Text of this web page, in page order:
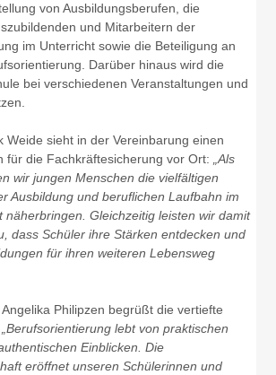
von Ausbildungsberufen, die
und Mitarbeitern der
im Unterricht sowie die Beteiligung an
Darüber hinaus wird die
bei verschiedenen Veranstaltungen und
Weide sieht in der Vereinbarung einen
für die Fachkräftesicherung vor Ort:„Als
wir jungen Menschen die vielfältigen
Ausbildung und beruflichen Laufbahn im
näherbringen. Gleichzeitig leisten wir damit
dass Schüler ihre Stärken entdecken und
für ihren weiteren Lebensweg
Philipzen begrüßt die vertiefte
„Berufsorientierung lebt von praktischen
Einblicken. Die
eröffnet unseren Schülerinnen und